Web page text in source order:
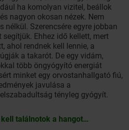
ha komolyan vizitel, beállok
nagyon okosan nézek. Nem
nélkül. Szerencsére egyre jobban
Ehhez idő kellett, mert
ahol rendnek kell lennie, a
a takarót. De egy vidám,
több öngyógyító energiát
minket egy orvostanhallgató fiú,
javulása a
tényleg gyógyít.
találnotok a hangot…